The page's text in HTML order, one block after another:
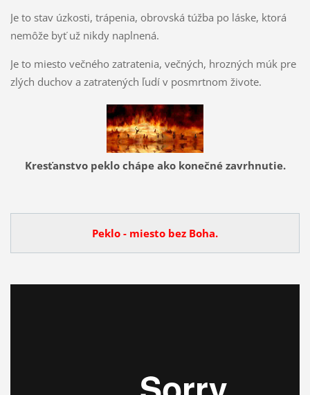
Je to stav úzkosti, trápenia, obrovská túžba po láske, ktorá
nemôže byť už nikdy naplnená.
Je to miesto večného zatratenia, večných, hrozných múk pre
zlých duchov a zatratených ľudí v posmrtnom živote.
Kresťanstvo peklo chápe ako konečné zavrhnutie.
Peklo - miesto bez Boha.